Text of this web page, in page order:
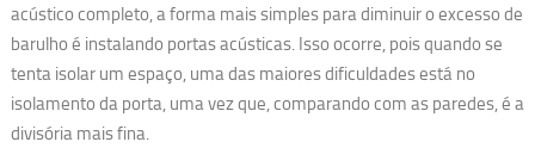
acústico completo, a forma mais simples para diminuir o excesso de
barulho é instalando portas acústicas. Isso ocorre, pois quando se
tenta isolar um espaço, uma das maiores dificuldades está no
isolamento da porta, uma vez que, comparando com as paredes, é a
divisória mais fina.